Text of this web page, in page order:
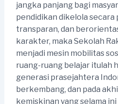
jangka panjang bagi
pendidikan dikelola secara
transparan, dan
karakter, maka Sekolah
menjadi mesin mobilitas
ruang-ruang belajar itulah
generasi prasejahtera
berkembang, dan pada
kemiskinan yang selama